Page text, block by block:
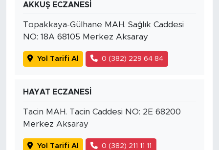
AKKUŞ ECZANESİ
Topakkaya-Gülhane MAH. Sağlık Caddesi
NO: 18A 68105 Merkez Aksaray
Yol Tarifi Al 0 (382) 229 64 84
HAYAT ECZANESİ
Tacin MAH. Tacin Caddesi NO: 2E 68200
Merkez Aksaray
Yol Tarifi Al 0 (382) 211 11 11